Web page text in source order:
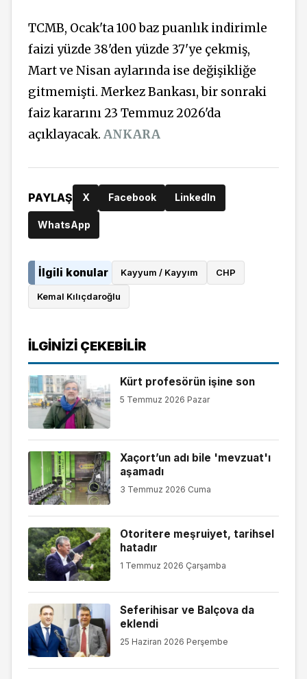
TCMB, Ocak'ta 100 baz puanlık indirimle
faizi yüzde 38'den yüzde 37'ye çekmiş,
Mart ve Nisan aylarında ise değişikliğe
gitmemişti. Merkez Bankası, bir sonraki
faiz kararını 23 Temmuz 2026'da
açıklayacak. ANKARA
PAYLAŞ X Facebook LinkedIn
WhatsApp
İlgili konular Kayyum / Kayyım CHP
Kemal Kılıçdaroğlu
İLGINIZI ÇEKEBILIR
Kürt profesörün işine son
5 Temmuz 2026 Pazar
Xaçort’un adı bile 'mevzuat'ı
aşamadı
3 Temmuz 2026 Cuma
Otoritere meşruiyet, tarihsel
hatadır
1 Temmuz 2026 Çarşamba
Seferihisar ve Balçova da
eklendi
25 Haziran 2026 Perşembe